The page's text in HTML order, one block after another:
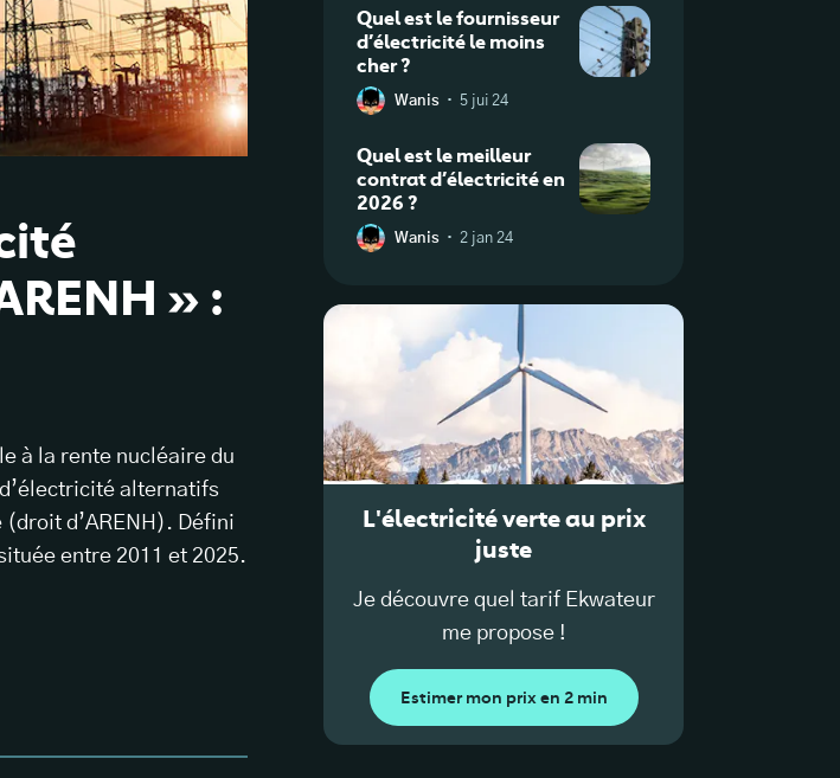
» :
à la rente nucléaire du
alternatifs
d’ARENH). Défini
entre 2011 et 2025.
Quel est le fournisseur
d’électricité le moins
cher ?
Wanis · 5 jui 24
Quel est le meilleur
contrat d’électricité en
2026 ?
Wanis · 2 jan 24
L'électricité verte au prix
juste
Je découvre quel tarif Ekwateur
me propose !
Estimer mon prix en 2 min